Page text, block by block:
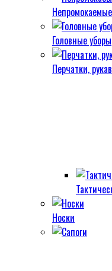
Головные уборы
Перчатки,
Носки